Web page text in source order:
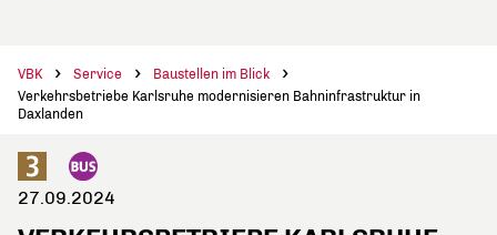
VBK Service
Baustellen im Blick
Verkehrsbetriebe Karlsruhe modernisieren Bahninfrastruktur in
Daxlanden
27.09.2024